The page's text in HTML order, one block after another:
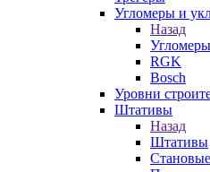
Угломеры и
Назад
RGK
Bosch
Уровни
Штативы
Назад
Штативы